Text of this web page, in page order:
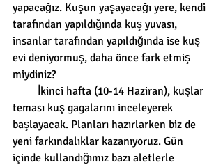
yapacağız. Kuşun yaşayacağı yere, kendi
tarafından yapıldığında kuş yuvası,
insanlar tarafından yapıldığında ise kuş
evi deniyormuş, daha önce fark etmiş
miydiniz?
İkinci hafta (10-14 Haziran), kuşlar
teması kuş gagalarını inceleyerek
başlayacak. Planları hazırlarken biz de
yeni farkındalıklar kazanıyoruz. Gün
içinde kullandığımız bazı aletlerle